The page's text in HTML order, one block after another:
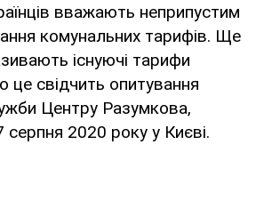
вважають неприпустим
комунальних тарифів. Ще
існуючі тарифи
свідчить опитування
Центру Разумкова,
серпня 2020 року у Києві.